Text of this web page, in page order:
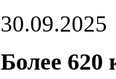
30.09.2025
Более